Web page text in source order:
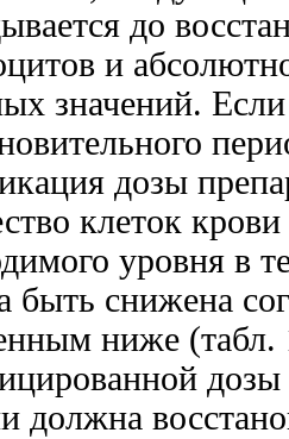
до
и
значений.
дозы
клеток
уровня в
быть снижена
ниже (табл.
дозы
должна